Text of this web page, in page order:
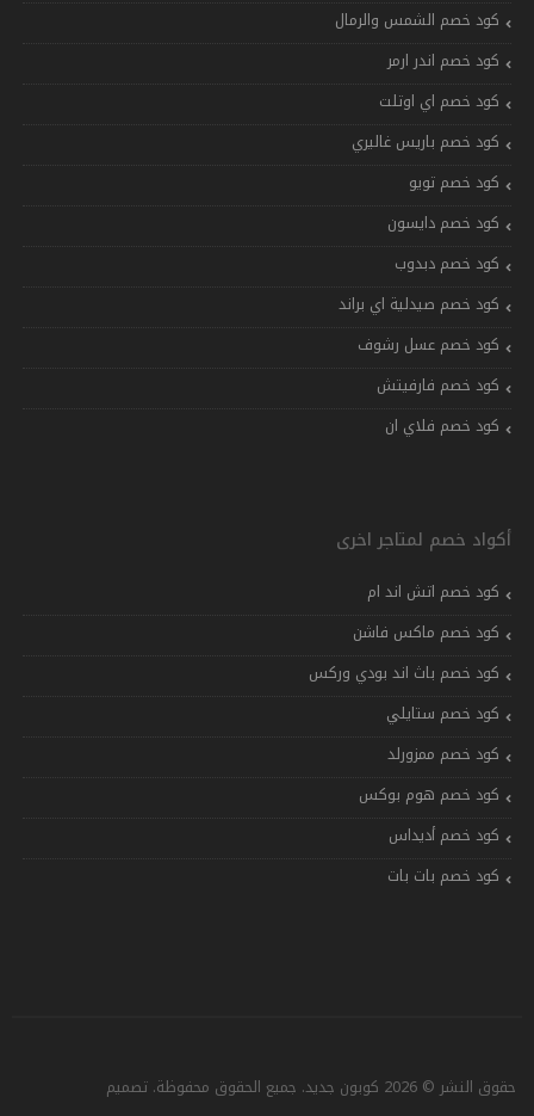
كود خصم الشمس والرمال
كود خصم اندر ارمر
كود خصم اي اوتلت
كود خصم باريس غاليري
كود خصم تويو
كود خصم دايسون
كود خصم دبدوب
كود خصم صيدلية اي براند
كود خصم عسل رشوف
كود خصم فارفيتش
كود خصم فلاي ان
أكواد خصم لمتاجر اخرى
كود خصم اتش اند ام
كود خصم ماكس فاشن
كود خصم باث اند بودي وركس
كود خصم ستايلي
كود خصم ممزورلد
كود خصم هوم بوكس
كود خصم أديداس
كود خصم بات بات
حقوق النشر © 2026 كوبون جديد. جميع الحقوق محفوظة. تصميم